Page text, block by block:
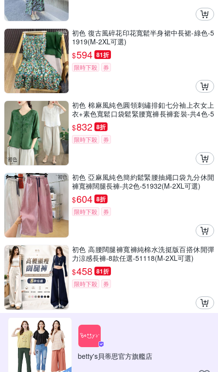
初色 復古風碎花印花寬鬆半身裙中長裙-綠色-5
1919(M-2XL可選)
$594 81折
限時下殺 券
初色 棉麻風純色圓領刺繡排釦七分袖上衣女上
衣+素色寬鬆口袋鬆緊腰寬褲長褲套裝-共4色-5
1806(M-2XL可選)
$832 8折
限時下殺 券
初色 亞麻風純色簡約鬆緊腰抽繩口袋九分休閒
褲寬褲闊腿長褲-共2色-51932(M-2XL可選)
$604 8折
限時下殺 券
初色 高腰闊腿褲寬褲純棉水洗挺版百搭休閒彈
力涼感長褲-8款任選-51118(M-2XL可選)
$458 81折
限時下殺 券
betty's貝蒂思官方旗艦店